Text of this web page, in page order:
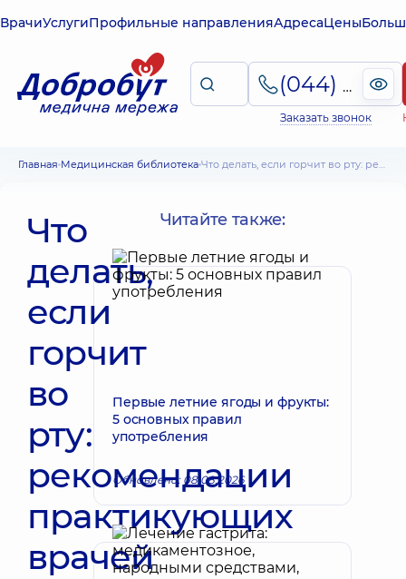
ВрачиУслугиПрофильные направленияАдресаЦены
(044) 495-2-888
Заказать звонок
Главная Медицинская библиотека Что делать, если горчит во рту: рекомендации практикующих врачей
Что
делать,
если
горчит
во
рту:
рекомендации
практикующих
врачей
Читайте также:
Первые летние ягоды и фрукты:
5 основных правил
употребления
Обновлено: 08.08.2026